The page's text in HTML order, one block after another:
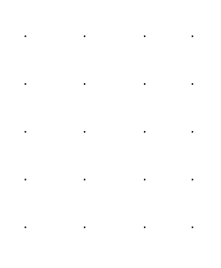
· · · ·
· · · ·
· · · ·
· · · ·
· · · ·